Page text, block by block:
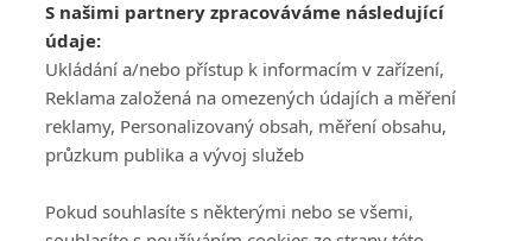
Šéfredaktorkou webu jePetr Slavík, e-mailserialy@fandimefilmu.cz
Máte-li zájem o inzerci na našem webu napište nám na e-mail
studio@koncal.com
Ochrana osobních údajů|Zásady používání cookies |Pravidla webu
Upravit nastavení soukromí
S našimi partnery zpracováváme následující
údaje:
Ukládání a/nebo přístup k informacím v zařízení,
Reklama založená na omezených údajích a měření
reklamy, Personalizovaný obsah, měření obsahu,
průzkum publika a vývoj služeb
Pokud souhlasíte s některými nebo se všemi,